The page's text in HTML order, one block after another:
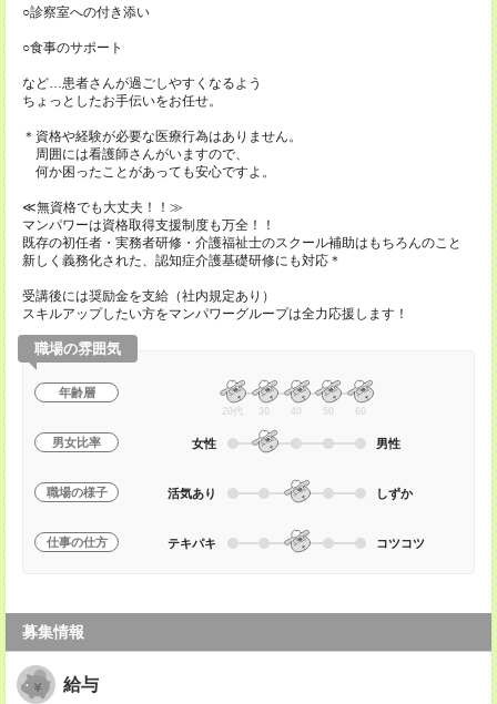
○診察室への付き添い
○食事のサポート
など…患者さんが過ごしやすくなるよう
ちょっとしたお手伝いをお任せ。
＊資格や経験が必要な医療行為はありません。
周囲には看護師さんがいますので、
何か困ったことがあっても安心ですよ。
≪無資格でも大丈夫！！≫
マンパワーは資格取得支援制度も万全！！
既存の初任者・実務者研修・介護福祉士のスクール補助はもちろんのこと
新しく義務化された、認知症介護基礎研修にも対応＊
受講後には奨励金を支給（社内規定あり）
スキルアップしたい方をマンパワーグループは全力応援します！
職場の雰囲気
年齢層
20代 30 40 50 60
男女比率 女性 男性
職場の様子 活気あり しずか
仕事の仕方 テキパキ コツコツ
募集情報
給与